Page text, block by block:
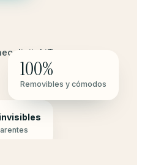
digital iTero
100%
Removibles y cómodos